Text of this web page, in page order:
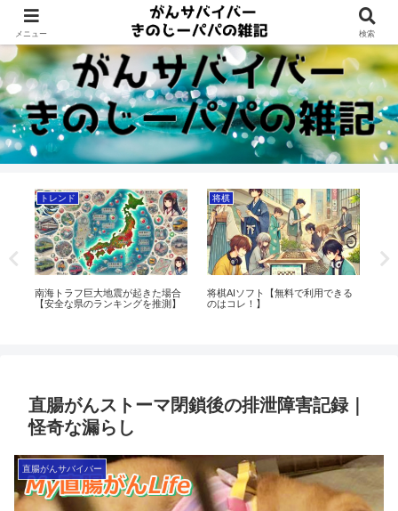
Dreams beyond 60s
トレンド
南海トラフ巨大地震が起きた場合
【安全な県のランキングを推測】
将棋
将棋AIソフト【無料で利用できる
のはコレ！】
直腸がんストーマ閉鎖後の排泄障害記録｜
怪奇な漏らし
直腸がんサバイバー
メニュー 検索